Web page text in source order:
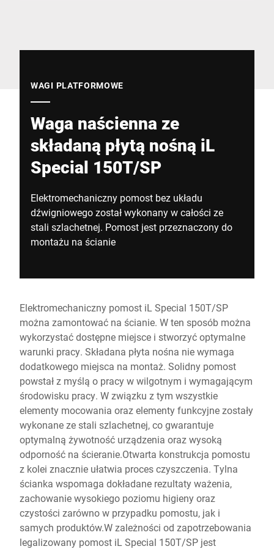
WAGI PLATFORMOWE
Waga naścienna ze
składaną płytą nośną iL
Special 150T/SP
Elektromechaniczny pomost bez układu
dźwigniowego został wykonany w całości ze
stali szlachetnej. Pomost jest przeznaczony do
montażu na ścianie
Elektromechaniczny pomost iL Special 150T/SP
można zamontować na ścianie. W ten sposób można
wykorzystać dostępne miejsce i stworzyć optymalne
warunki pracy. Składana płyta nośna nie wymaga
dodatkowego miejsca na montaż. Solidny pomost
powstał z myślą o pracy w wilgotnym i wymagającym
środowisku pracy. W związku z tym wszystkie
elementy mocowania oraz elementy funkcyjne zostały
wykonane ze stali szlachetnej, co gwarantuje
optymalną żywotność urządzenia oraz wysoką
odporność na ścieranie.Otwarta konstrukcja pomostu
z kolei znacznie ułatwia proces czyszczenia. Tylna
ścianka wspomaga dokładane rezultaty ważenia,
zachowanie wysokiego poziomu higieny oraz
czystości zarówno w przypadku pomostu, jak i
samych produktów.W zależności od zapotrzebowania
legalizowany pomost iL Special 150T/SP jest